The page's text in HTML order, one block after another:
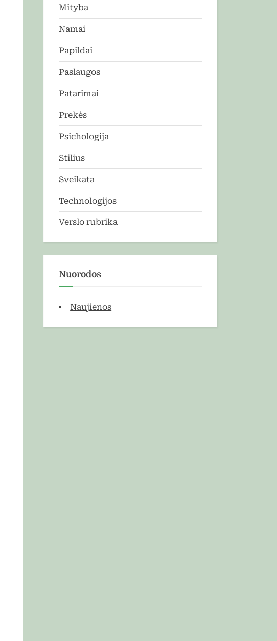
Mityba
Namai
Papildai
Paslaugos
Patarimai
Prekės
Psichologija
Stilius
Sveikata
Technologijos
Verslo rubrika
Nuorodos
Naujienos